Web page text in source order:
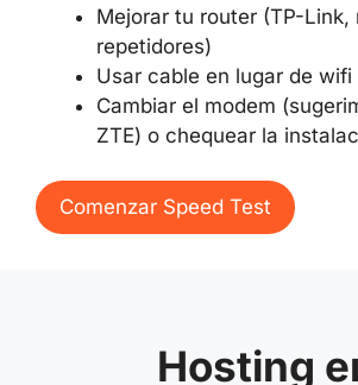
Mejorar tu router (TP-Link,
repetidores)
Usar cable en lugar de wifi
Cambiar el modem
ZTE) o chequear la
Comenzar Speed Test
Hosting